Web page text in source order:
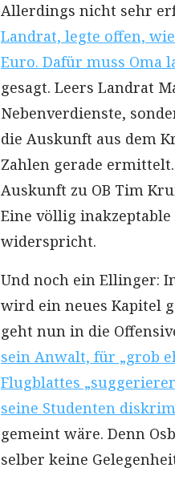
Allerdings nicht sehr
Landrat, legte offen,
Euro. Dafür muss Oma
gesagt. Leers Landrat
Nebenverdienste,
die Auskunft aus dem
Zahlen gerade
Auskunft zu OB Tim
Eine völlig
widerspricht.
Und noch ein Ellinger:
wird ein neues Kapitel
geht nun in die
sein Anwalt, für „grob
Flugblattes
seine Studenten
gemeint wäre. Denn
selber keine